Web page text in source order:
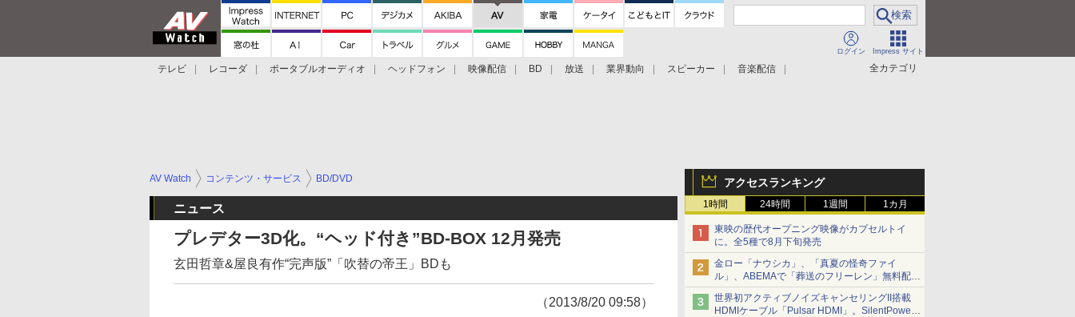
ログイン Impress サイト
全カテゴリ
テレビ レコーダ ポータブルオーディオ ヘッドフォン 映像配信 BD 放送 業界動向 スピーカー
音楽配信
アクセスランキング
1時間 24時間 1週間 1カ月
東映の歴代オープニング映像がカプセルトイ
に。全5種で8月下旬発売
金ロー「ナウシカ」、「真夏の怪奇ファイ
ル」、ABEMAで「葬送のフリーレン」無料配信
など。夏の特番・配信情報
世界初アクティブノイズキャンセリングII搭載
HDMIケーブル「Pulsar HDMI」。SilentPower
AV Watch コンテンツ・サービス BD/DVD
ニュース
プレデター3D化。“ヘッド付き”BD-BOX 12月発売
玄田哲章&屋良有作“完声版”「吹替の帝王」BDも
（2013/8/20 09:58）